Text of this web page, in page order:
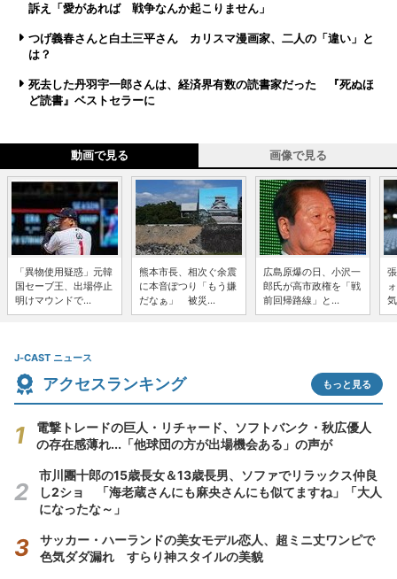
訴え「愛があれば 戦争なんか起こりません」
つげ義春さんと白土三平さん カリスマ漫画家、二人の「違い」と
は？
死去した丹羽宇一郎さんは、経済界有数の読書家だった 『死ぬほ
ど読書』ベストセラーに
動画で見る 画像で見る
「異物使用疑惑」元韓
国セーブ王、出場停止
明けマウンドで...
熊本市長、相次ぐ余震
に本音ぽつり「もう嫌
だなぁ」 被災...
広島原爆の日、小沢一
郎氏が高市政権を「戦
前回帰路線」と...
J-CAST ニュース
アクセスランキング もっと見る
電撃トレードの巨人・リチャード、ソフトバンク・秋広優人
の存在感薄れ...「他球団の方が出場機会ある」の声が
市川團十郎の15歳長女＆13歳長男、ソファでリラックス仲良
し2ショ 「海老蔵さんにも麻央さんにも似てますね」「大人
になったな～」
サッカー・ハーランドの美女モデル恋人、超ミニ丈ワンピで
色気ダダ漏れ すらり神スタイルの美貌